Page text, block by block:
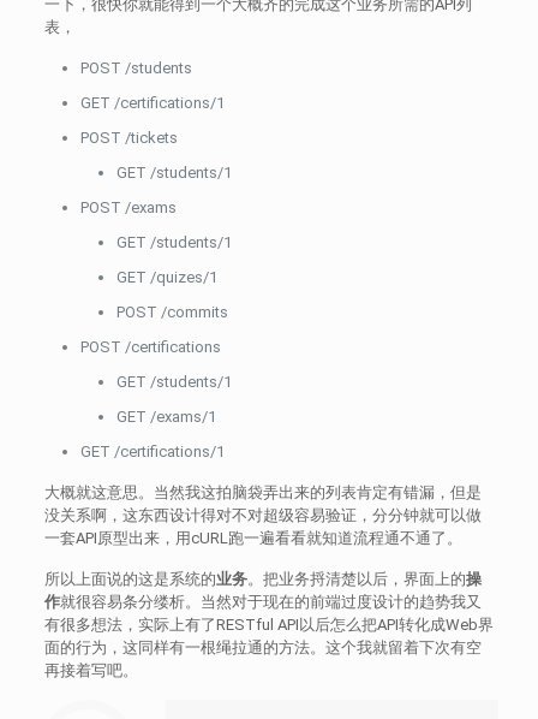
一下，很快你就能得到一个大概齐的完成这个业务所需的API列
表，
POST /students
GET /certifications/1
POST /tickets
GET /students/1
POST /exams
GET /students/1
GET /quizes/1
POST /commits
POST /certifications
GET /students/1
GET /exams/1
GET /certifications/1
大概就这意思。当然我这拍脑袋弄出来的列表肯定有错漏，但是
没关系啊，这东西设计得对不对超级容易验证，分分钟就可以做
一套API原型出来，用cURL跑一遍看看就知道流程通不通了。
所以上面说的这是系统的业务。把业务捋清楚以后，界面上的操
作就很容易条分缕析。当然对于现在的前端过度设计的趋势我又
有很多想法，实际上有了RESTful API以后怎么把API转化成Web界
面的行为，这同样有一根绳拉通的方法。这个我就留着下次有空
再接着写吧。